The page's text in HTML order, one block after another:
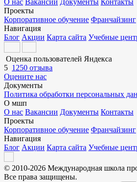
О нас Вакансии Документы Контакты
Проекты
Корпоративное обучение Франчайзинг
Навигация
Блог Акции Карта сайта Учебные
Оценка пользователей Яндекса
5 1250 отзыва
Оцените нас
Документы
Политика обработки персональных
О мшп
О нас Вакансии Документы Контакты
Проекты
Корпоративное обучение Франчайзинг
Навигация
Блог Акции Карта сайта Учебные
© 2010-2026 Международная школа
Все права защищены.